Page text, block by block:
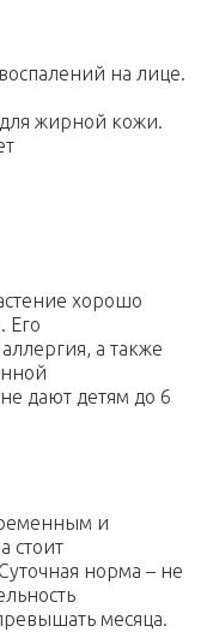
на лице.
жирной кожи.
хорошо
Его
а также
дают детям до 6
и
стоит
норма – не
месяца.